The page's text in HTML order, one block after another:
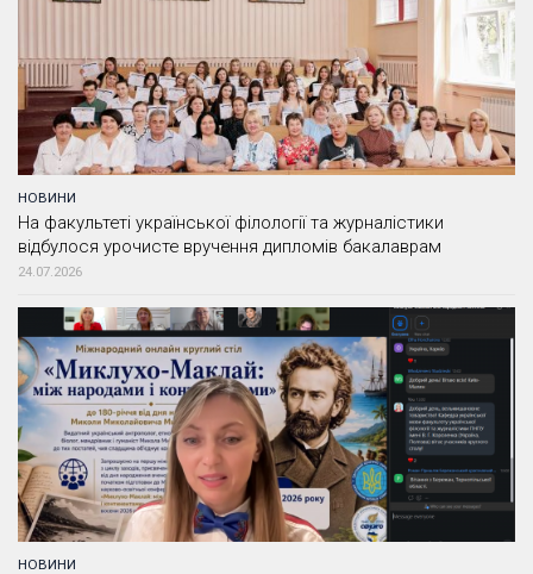
НОВИНИ
На факультеті української філології та журналістики
відбулося урочисте вручення дипломів бакалаврам
24.07.2026
НОВИНИ